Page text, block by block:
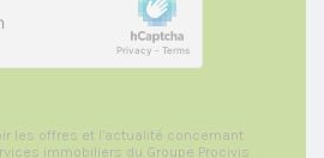
les offres et l’actualité concernant
immobiliers du Groupe Procivis